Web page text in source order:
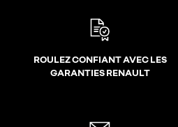
ROULEZ CONFIANT AVEC LES
GARANTIES RENAULT